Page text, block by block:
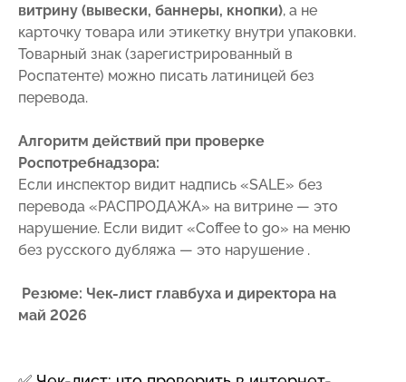
витрину (вывески, баннеры, кнопки), а не
карточку товара или этикетку внутри упаковки.
Товарный знак (зарегистрированный в
Роспатенте) можно писать латиницей без
перевода.
Алгоритм действий при проверке
Роспотребнадзора:
Если инспектор видит надпись «SALE» без
перевода «РАСПРОДАЖА» на витрине — это
нарушение. Если видит «Coffee to go» на меню
без русского дубляжа — это нарушение .
Резюме: Чек-лист главбуха и директора на
май 2026